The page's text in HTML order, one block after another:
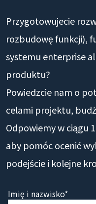
Przygotowujecie
rozbudowę funkcji),
systemu enterprise
produktu?
Powiedzcie nam o
celami projektu,
Odpowiemy w ciągu
aby pomóc ocenić
podejście i kolejne
Imię i nazwisko*